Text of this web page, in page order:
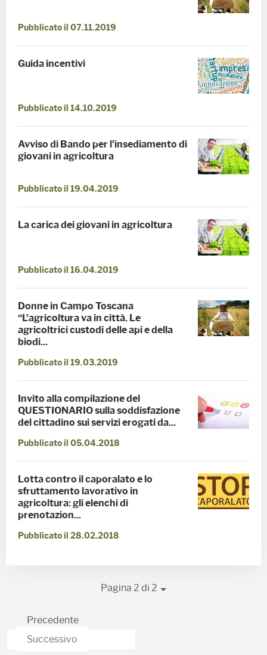
Pubblicato il 07.11.2019
Guida incentivi
Pubblicato il 14.10.2019
Avviso di Bando per l'insediamento di
giovani in agricoltura
Pubblicato il 19.04.2019
La carica dei giovani in agricoltura
Pubblicato il 16.04.2019
Donne in Campo Toscana
“L’agricoltura va in città. Le
agricoltrici custodi delle api e della
biodi...
Pubblicato il 19.03.2019
Invito alla compilazione del
QUESTIONARIO sulla soddisfazione
del cittadino sui servizi erogati da...
Pubblicato il 05.04.2018
Lotta contro il caporalato e lo
sfruttamento lavorativo in
agricoltura: gli elenchi di
prenotazion...
Pubblicato il 28.02.2018
Pagina 2 di 2
Precedente
Successivo